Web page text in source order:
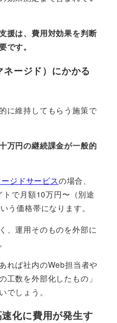
援は、費用対効果を判断
です。
ージド）にかかる
に維持してもらう施策で
万円の継続課金が一般的
ジドサービスの場合、
で月額10万円〜（別途
う価格帯になります。
、運用そのものを外部に
れば社内のWeb担当者や
工数を外部化したもの」
でしょう。
化に費用が発生す